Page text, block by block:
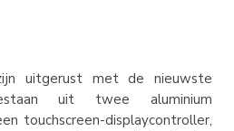
uitgerust met de nieuwste
​​uit twee aluminium
touchscreen-displaycontroller,